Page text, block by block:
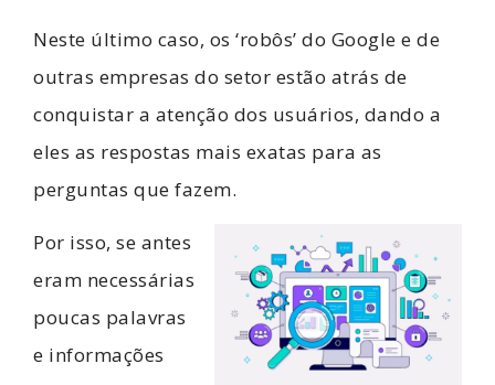
Neste último caso, os ‘robôs’ do Google e de
outras empresas do setor estão atrás de
conquistar a atenção dos usuários, dando a
eles as respostas mais exatas para as
perguntas que fazem.
Por isso, se antes
eram necessárias
poucas palavras
e informações